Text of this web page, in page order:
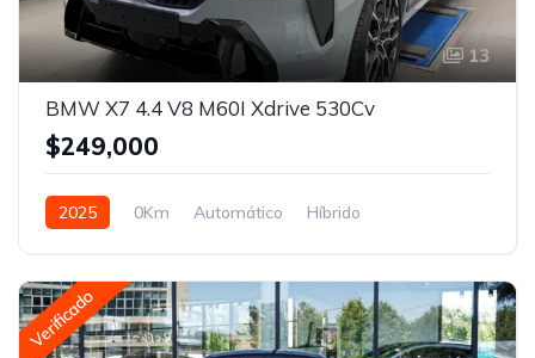
13
BMW X7 4.4 V8 M60I Xdrive 530Cv
$249,000
2025 0Km Automático
Híbrido
Verificado